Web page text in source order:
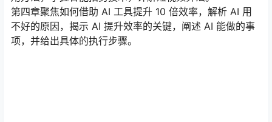
第四章聚焦如何借助 AI 工具提升 10 倍效率，解析 AI 用
不好的原因，揭示 AI 提升效率的关键，阐述 AI 能做的事
项，并给出具体的执行步骤。